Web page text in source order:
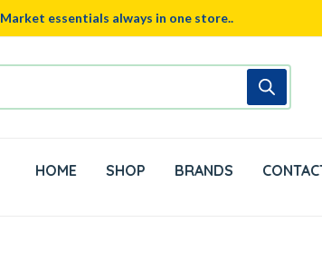
Market essentials always in one store..
HOME SHOP BRANDS